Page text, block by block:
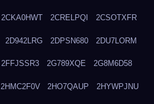
2CKA0HWT 2CRELPQI 2CSOTXFR
2D942LRG 2DPSN680 2DU7LORM
2FFJSSR3 2G789XQE 2G8M6D58
2HMC2F0V 2HO7QAUP 2HYWPJNU